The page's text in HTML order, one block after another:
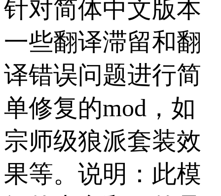
针对简体中文版本
一些翻译滞留和翻
译错误问题进行简
单修复的mod，如
宗师级狼派套装效
果等。说明：此模